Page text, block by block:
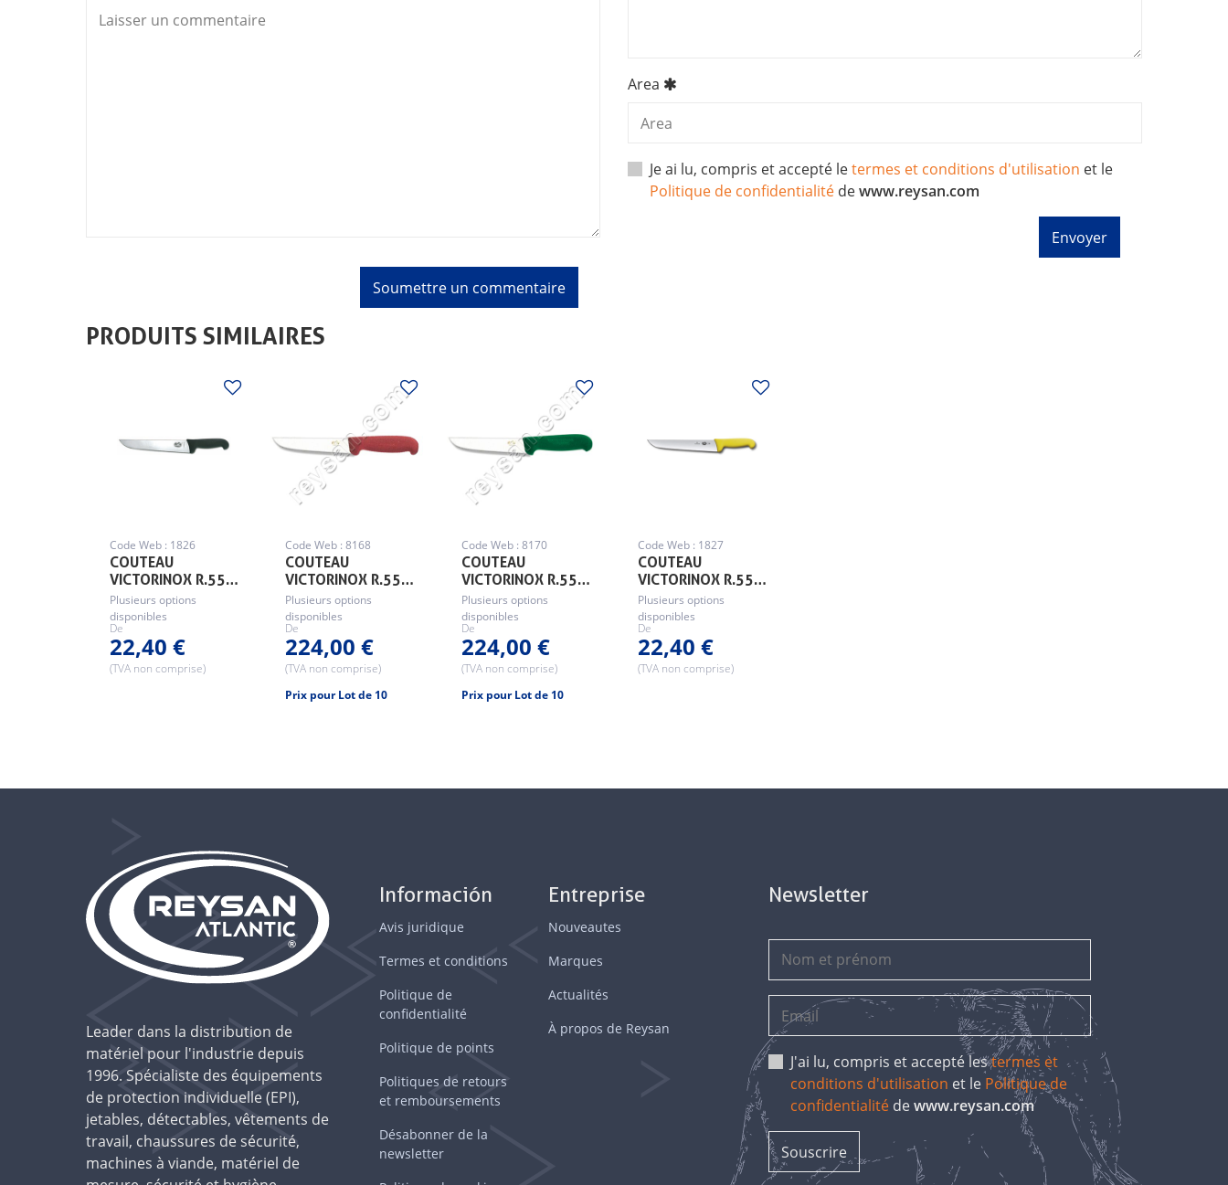
Area
Je ai lu, compris et accepté letermes et conditions d'utilisation et le
Politique de confidentialitédewww.reysan.com
PRODUITS SIMILAIRES
COUTEAU
VICTORINOX R.55…
Code Web : 1826
Plusieurs options
disponibles
De
22,40 €
(TVA non comprise)
COUTEAU
VICTORINOX R.55…
Code Web : 8168
Plusieurs options
disponibles
De
224,00 €
(TVA non comprise)
Prix pour Lot de 10
COUTEAU
VICTORINOX R.55…
Code Web : 8170
Plusieurs options
disponibles
De
224,00 €
(TVA non comprise)
Prix pour Lot de 10
COUTEAU
VICTORINOX R.55…
Code Web : 1827
Plusieurs options
disponibles
De
22,40 €
(TVA non comprise)
Leader dans la distribution de
matériel pour l'industrie depuis
1996. Spécialiste des équipements
de protection individuelle (EPI),
jetables, détectables, vêtements de
travail, chaussures de sécurité,
machines à viande, matériel de
Información
Avis juridique
Termes et conditions
Politique de
confidentialité
Politique de points
Politiques de retours
et remboursements
Désabonner de la
newsletter
Entreprise
Nouveautes
Marques
Actualités
À propos de Reysan
Newsletter
J'ai lu, compris et accepté lestermes et
conditions d'utilisation et le Politique de
confidentialité dewww.reysan.com